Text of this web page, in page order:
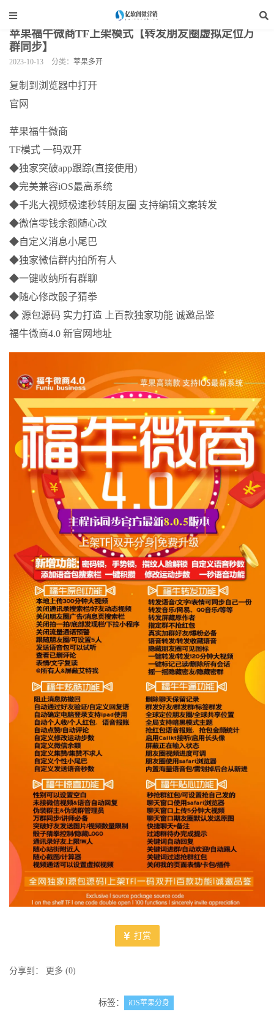
当前位置： 手机软件 > 苹果多开
苹果福牛微商TF上架模式【转发朋友圈虚拟定位万
群同步】
2023-10-13 分类： 苹果多开
复制到浏览器中打开
官网
苹果福牛微商
TF模式 一码双开
◆独家突破app跟踪(直接使用)
◆完美兼容iOS最高系统
◆千兆大视频极速秒转朋友圈 支持编辑文案转发
◆微信零钱余额随心改
◆自定义消息小尾巴
◆独家微信群内拍所有人
◆一键收纳所有群聊
◆随心修改骰子猜拳
◆ 源包源码 实力打造 上百款独家功能 诚邀品鉴
福牛微商4.0 新官网地址
打赏
分享到： 更多 (0)
标签： iOS苹果分身